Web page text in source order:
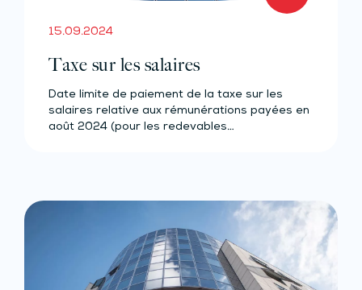
15.09.2024
Taxe sur les salaires
Date limite de paiement de la taxe sur les
salaires relative aux rémunérations payées en
août 2024 (pour les redevables…